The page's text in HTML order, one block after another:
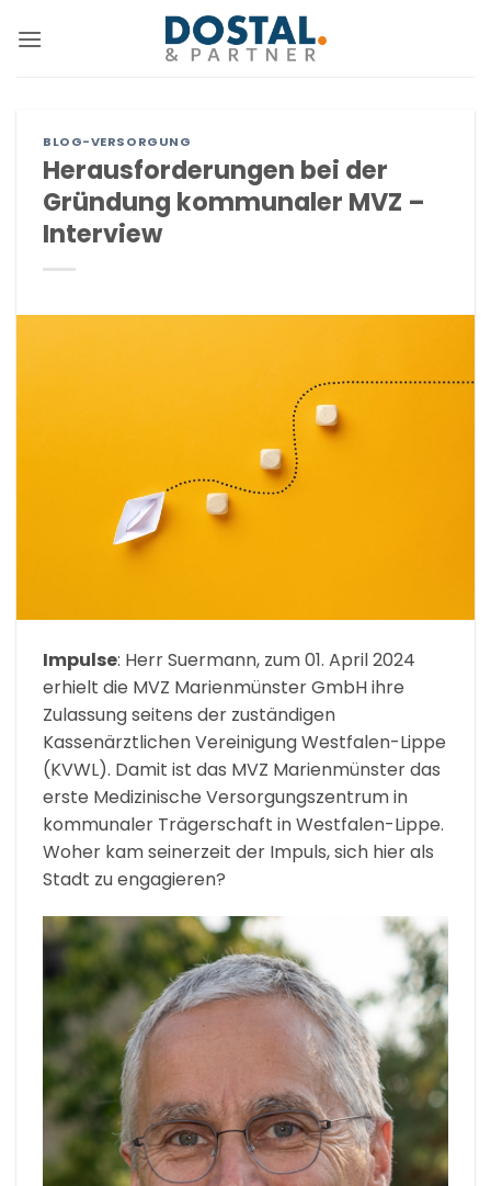
Inhalt
BLOG-VERSORGUNG
Herausforderungen bei der
Gründung kommunaler MVZ –
Interview
Impulse: Herr Suermann, zum 01. April 2024
erhielt die MVZ Marienmünster GmbH ihre
Zulassung seitens der zuständigen
Kassenärztlichen Vereinigung Westfalen-Lippe
(KVWL). Damit ist das MVZ Marienmünster das
erste Medizinische Versorgungszentrum in
kommunaler Trägerschaft in Westfalen-Lippe.
Woher kam seinerzeit der Impuls, sich hier als
Stadt zu engagieren?